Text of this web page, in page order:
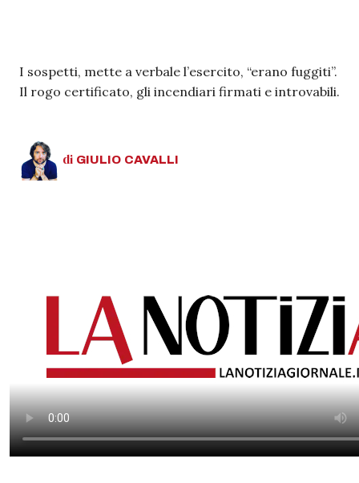
I sospetti, mette a verbale l’esercito, “erano fuggiti”.
Il rogo certificato, gli incendiari firmati e introvabili.
di GIULIO CAVALLI